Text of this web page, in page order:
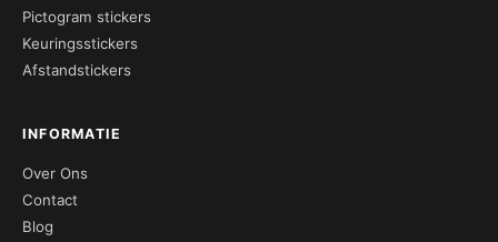
Pictogram stickers
Keuringsstickers
Afstandstickers
INFORMATIE
Over Ons
Contact
Blog